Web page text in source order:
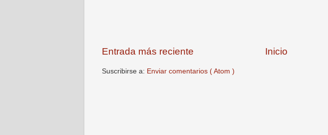
Entrada más reciente Inicio
Suscribirse a: Enviar comentarios ( Atom )